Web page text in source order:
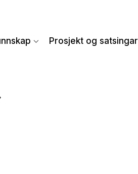
Prosjekt og satsingar